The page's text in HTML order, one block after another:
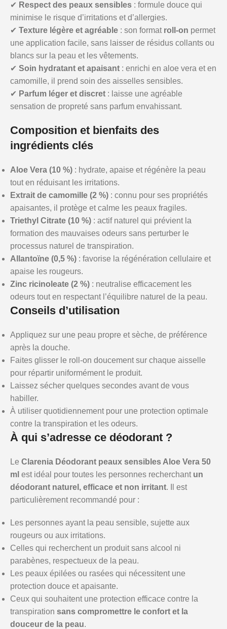
✔ Respect des peaux sensibles : formule douce qui
minimise le risque d’irritations et d’allergies.
✔ Texture légère et agréable : son format roll-on permet
une application facile, sans laisser de résidus collants ou
blancs sur la peau et les vêtements.
✔ Soin hydratant et apaisant : enrichi en aloe vera et en
camomille, il prend soin des aisselles sensibles.
✔ Parfum léger et discret : laisse une agréable
sensation de propreté sans parfum envahissant.
Composition et bienfaits des
ingrédients clés
Aloe Vera (10 %) : hydrate, apaise et régénère la peau
tout en réduisant les irritations.
Extrait de camomille (2 %) : connu pour ses propriétés
apaisantes, il protège et calme les peaux fragiles.
Triethyl Citrate (10 %) : actif naturel qui prévient la
formation des mauvaises odeurs sans perturber le
processus naturel de transpiration.
Allantoïne (0,5 %) : favorise la régénération cellulaire et
apaise les rougeurs.
Zinc ricinoleate (2 %) : neutralise efficacement les
odeurs tout en respectant l’équilibre naturel de la peau.
Conseils d’utilisation
Appliquez sur une peau propre et sèche, de préférence
après la douche.
Faites glisser le roll-on doucement sur chaque aisselle
pour répartir uniformément le produit.
Laissez sécher quelques secondes avant de vous
habiller.
À utiliser quotidiennement pour une protection optimale
contre la transpiration et les odeurs.
À qui s’adresse ce déodorant ?
Le Clarenia Déodorant peaux sensibles Aloe Vera 50
ml est idéal pour toutes les personnes recherchant un
déodorant naturel, efficace et non irritant. Il est
particulièrement recommandé pour :
Les personnes ayant la peau sensible, sujette aux
rougeurs ou aux irritations.
Celles qui recherchent un produit sans alcool ni
parabènes, respectueux de la peau.
Les peaux épilées ou rasées qui nécessitent une
protection douce et apaisante.
Ceux qui souhaitent une protection efficace contre la
transpiration sans compromettre le confort et la
douceur de la peau.